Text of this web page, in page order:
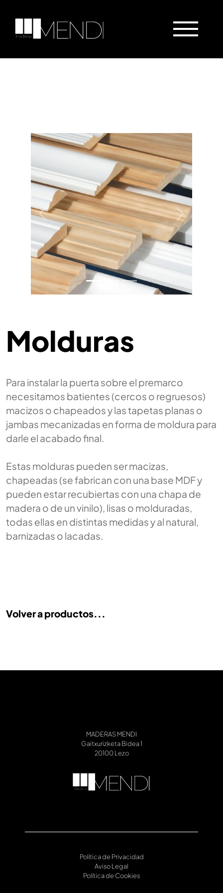
Molduras
Para instalar la puerta sobre el premarco
necesitamos batientes (cercos o regruesos)
macizos o chapeados y las tapetas planas o
jambas mecanizadas en forma de moldura para
darle el acabado final.
Estas molduras pueden ser macizas,
chapeadas (se fabrican con una base MDF y
pueden estar recubiertas con una chapa de
madera o de un vinilo), lisas o molduradas,
todas ellas en distintas medidas y al natural,
barnizadas o lacadas.
Volver a productos...
Previous Next
MADERAS MENDI
Gaitxurizketa Bidea 1
20100 Lezo
Política de Privacidad
Aviso Legal
Política de Cookies